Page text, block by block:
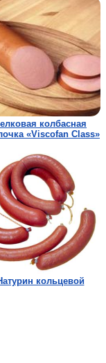
колбасная
«Viscofan Class»
кольцевой